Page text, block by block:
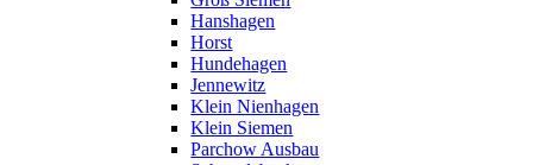
Hanshagen
Horst
Hundehagen
Jennewitz
Klein Nienhagen
Klein Siemen
Parchow Ausbau